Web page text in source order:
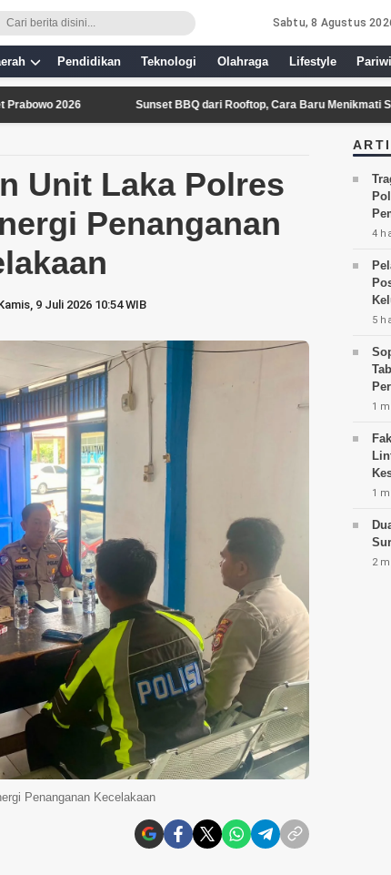
Sabtu, 8 Agustus
Pendidikan Teknologi Olahraga Lifestyle
Sunset BBQ dari Rooftop, Cara Baru Menikmati Senja di
Unit Laka Polres
Penanganan
9 Juli 2026 10:54 WIB
Penanganan Kecelakaan
4
5
1
1
2